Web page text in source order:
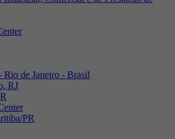
de Janeiro - Brasil
RJ
PR